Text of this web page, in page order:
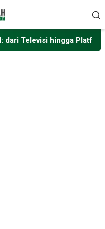
hingga Platform